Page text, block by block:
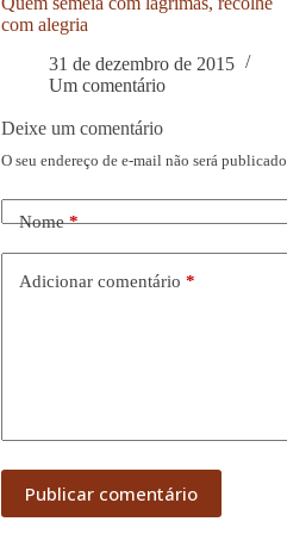
com alegria
31 de dezembro de 2015
Um comentário
Deixe um comentário
O seu endereço de e-mail não será publicado.
Nome*
Adicionar comentário *
Publicar comentário